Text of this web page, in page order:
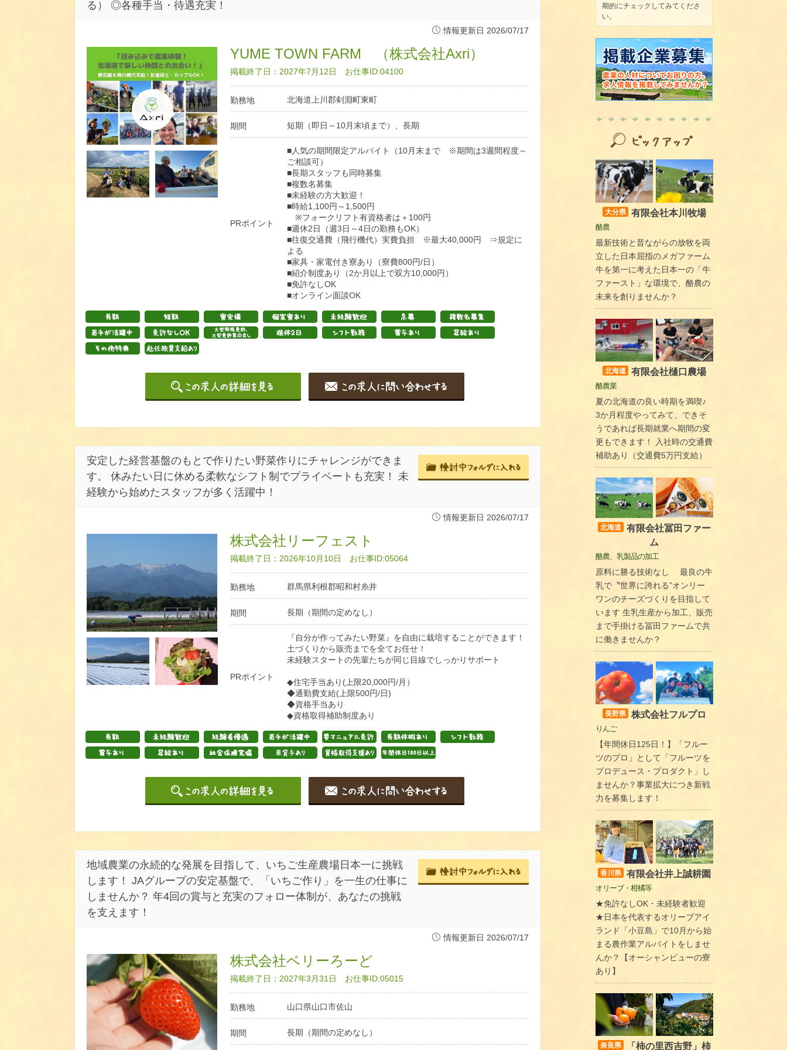
る） ◎各種手当・待遇充実！
情報更新日 2026/07/17
YUME TOWN FARM （株式会社Axri）
掲載終了日：2027年7月12日 お仕事ID:04100
勤務地 北海道上川郡剣淵町東町
期間 短期（即日～10月末頃まで）、長期
PRポイント
■人気の期間限定アルバイト（10月末まで ※期間は3週間程度～
ご相談可）
■長期スタッフも同時募集
■複数名募集
■未経験の方大歓迎！
■時給1,100円～1,500円
※フォークリフト有資格者は＋100円
■週休2日（週3日～4日の勤務もOK）
■往復交通費（飛行機代）実費負担 ※最大40,000円 ⇒規定に
よる
■家具・家電付き寮あり（寮費800円/日）
■紹介制度あり（2か月以上で双方10,000円）
■免許なしOK
■オンライン面談OK
安定した経営基盤のもとで作りたい野菜作りにチャレンジができま
す。 休みたい日に休める柔軟なシフト制でプライベートも充実！ 未
経験から始めたスタッフが多く活躍中！
情報更新日 2026/07/17
株式会社リーフェスト
掲載終了日：2026年10月10日 お仕事ID:05064
勤務地 群馬県利根郡昭和村糸井
期間 長期（期間の定めなし）
PRポイント
『自分が作ってみたい野菜』を自由に栽培することができます！
土づくりから販売までを全てお任せ！
未経験スタートの先輩たちが同じ目線でしっかりサポート
◆住宅手当あり(上限20,000円/月）
◆通勤費支給(上限500円/日)
◆資格手当あり
◆資格取得補助制度あり
地域農業の永続的な発展を目指して、いちご生産農場日本一に挑戦
します！ JAグループの安定基盤で、「いちご作り」を一生の仕事に
しませんか？ 年4回の賞与と充実のフォロー体制が、あなたの挑戦
を支えます！
情報更新日 2026/07/17
株式会社ベリーろーど
掲載終了日：2027年3月31日 お仕事ID:05015
勤務地 山口県山口市佐山
期間 長期（期間の定めなし）
期的にチェックしてみてくださ
い。
大分県 有限会社本川牧場
酪農
最新技術と昔ながらの放牧を両
立した日本屈指のメガファーム
牛を第一に考えた日本一の「牛
ファースト」な環境で、酪農の
未来を創りませんか？
北海道 有限会社樋口農場
酪農業
夏の北海道の良い時期を満喫♪
3か月程度やってみて、できそ
うであれば長期就業へ期間の変
更もできます！ 入社時の交通費
補助あり（交通費5万円支給）
北海道
有限会社冨田ファー
ム
酪農、乳製品の加工
原料に勝る技術なし 最良の牛
乳で〝世界に誇れる”オンリー
ワンのチーズづくりを目指して
います 生乳生産から加工、販売
まで手掛ける冨田ファームで共
に働きませんか？
長野県 株式会社フルプロ
りんご
【年間休日125日！】「フルー
ツのプロ」として「フルーツを
プロデュース・プロダクト」し
ませんか？事業拡大につき新戦
力を募集します！
香川県 有限会社井上誠耕園
オリーブ・柑橘等
★免許なしOK・未経験者歓迎
★日本を代表するオリーブアイ
ランド「小豆島」で10月から始
まる農作業アルバイトをしませ
んか？【オーシャンビューの寮
あり】
奈良県 「柿の里西吉野」柿